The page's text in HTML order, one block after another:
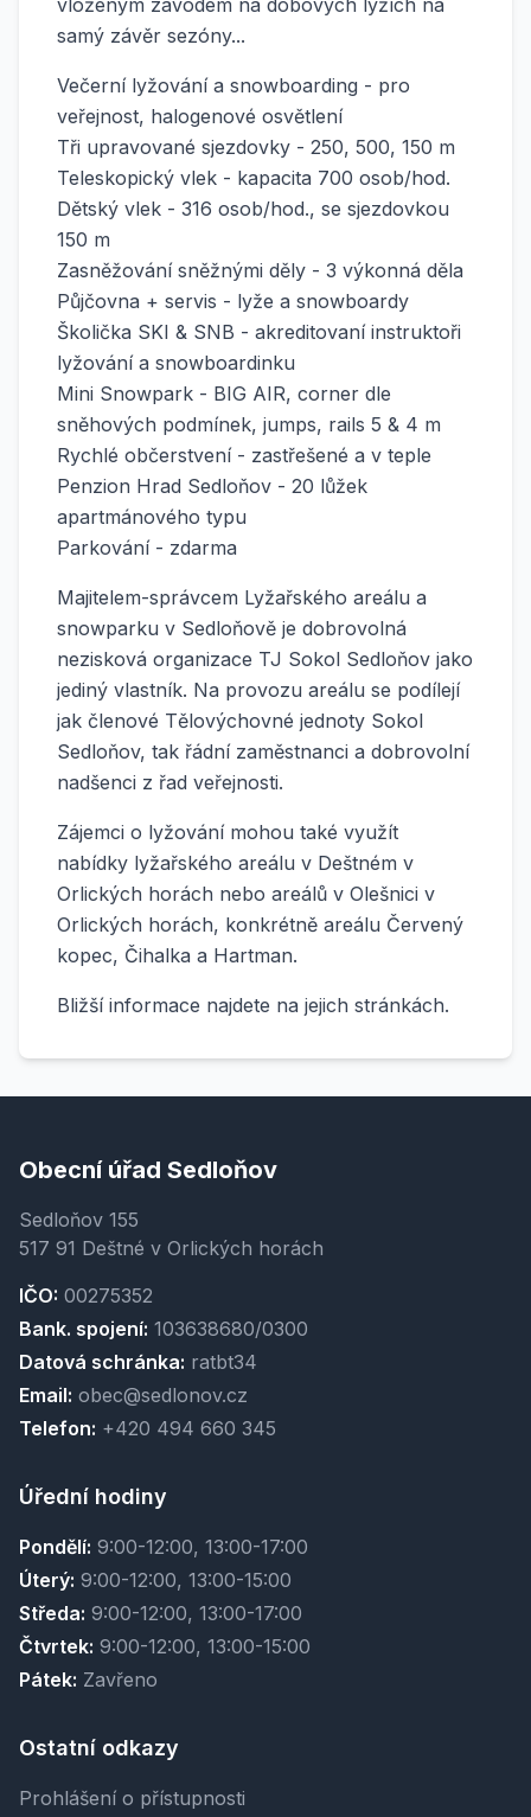
vloženým závodem na dobových lyžích na
samý závěr sezóny...
Večerní lyžování a snowboarding - pro
veřejnost, halogenové osvětlení
Tři upravované sjezdovky - 250, 500, 150 m
Teleskopický vlek - kapacita 700 osob/hod.
Dětský vlek - 316 osob/hod., se sjezdovkou
150 m
Zasněžování sněžnými děly - 3 výkonná děla
Půjčovna + servis - lyže a snowboardy
Školička SKI & SNB - akreditovaní instruktoři
lyžování a snowboardinku
Mini Snowpark - BIG AIR, corner dle
sněhových podmínek, jumps, rails 5 & 4 m
Rychlé občerstvení - zastřešené a v teple
Penzion Hrad Sedloňov - 20 lůžek
apartmánového typu
Parkování - zdarma
Majitelem-správcem Lyžařského areálu a
snowparku v Sedloňově je dobrovolná
nezisková organizace TJ Sokol Sedloňov jako
jediný vlastník. Na provozu areálu se podílejí
jak členové Tělovýchovné jednoty Sokol
Sedloňov, tak řádní zaměstnanci a dobrovolní
nadšenci z řad veřejnosti.
Zájemci o lyžování mohou také využít
nabídky lyžařského areálu v Deštném v
Orlických horách nebo areálů v Olešnici v
Orlických horách, konkrétně areálu Červený
kopec, Čihalka a Hartman.
Bližší informace najdete na jejich stránkách.
Obecní úřad Sedloňov
Sedloňov 155
517 91 Deštné v Orlických horách
IČO: 00275352
Bank. spojení: 103638680/0300
Datová schránka: ratbt34
Email: obec@sedlonov.cz
Telefon: +420 494 660 345
Úřední hodiny
Pondělí: 9:00-12:00, 13:00-17:00
Úterý: 9:00-12:00, 13:00-15:00
Středa: 9:00-12:00, 13:00-17:00
Čtvrtek: 9:00-12:00, 13:00-15:00
Pátek: Zavřeno
Ostatní odkazy
Prohlášení o přístupnosti